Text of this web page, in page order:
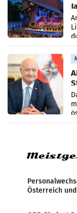
Österreich